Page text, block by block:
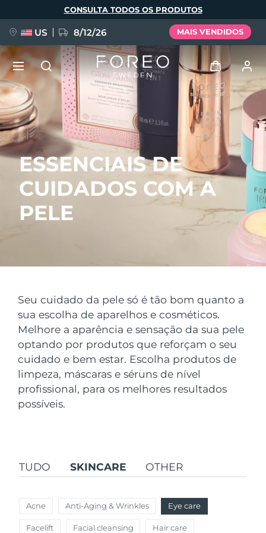
principal
ESSENCIAIS DE
CUIDADOS COM A
PELE
Seu cuidado da pele só é tão bom quanto a
sua escolha de aparelhos e cosméticos.
Melhore a aparência e sensação da sua pele
optando por produtos que reforçam o seu
cuidado e bem estar. Escolha produtos de
limpeza, máscaras e séruns de nível
profissional, para os melhores resultados
possíveis.
TUDO SKINCARE OTHER
Acne Anti-Aging & Wrinkles Eye care
Facelift Facial cleansing Hair care
CONSULTA TODOS OS PRODUTOS
US 8/12/26 MAIS VENDIDOS
Entrar
Perfil de usuário
Meus aparelhos
Meus pedidos
Meus endereços
As minhas subscrições
NOVIDADE
FAQ™ Pure Beauty-Tech Elixir
BREAKING NEWS
FAQ™ Dual LED Panel
POPULAR
Idioma
English Deutsch
Español
Français
Italiano
Português
Polski
Русский
繁體中文
País de envio
Estados Unidos Entrega prevista8/12/26
Reino Unido Entrega prevista 8/11/26
Espanha Entrega prevista8/11/26
Austrália Entrega prevista8/14/26
Canadá Entrega prevista
Austrália Entrega prevista